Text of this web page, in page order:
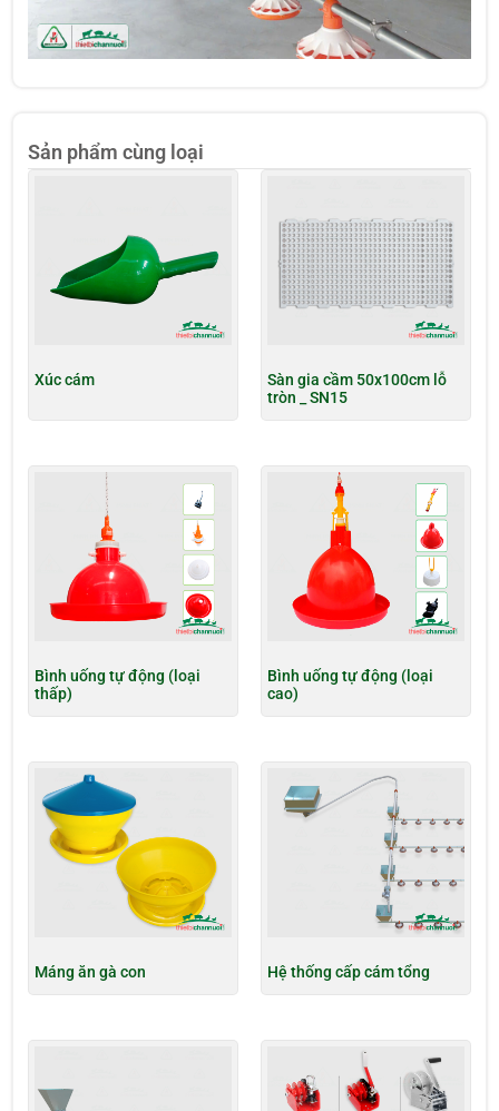
Sản phẩm cùng loại
Xúc cám
Sàn gia cầm 50x100cm lỗ
tròn _ SN15
Bình uống tự động (loại
thấp)
Bình uống tự động (loại
cao)
Máng ăn gà con Hệ thống cấp cám tổng